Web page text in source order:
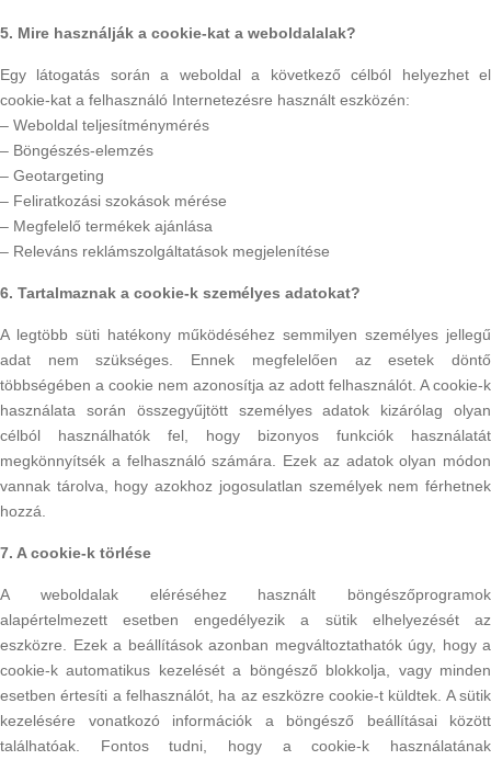
5. Mire használják a cookie-kat a weboldalalak?
Egy látogatás során a weboldal a következő célból helyezhet el
cookie-kat a felhasználó Internetezésre használt eszközén:
– Weboldal teljesítménymérés
– Böngészés-elemzés
– Geotargeting
– Feliratkozási szokások mérése
– Megfelelő termékek ajánlása
– Releváns reklámszolgáltatások megjelenítése
6. Tartalmaznak a cookie-k személyes adatokat?
A legtöbb süti hatékony működéséhez semmilyen személyes jellegű
adat nem szükséges. Ennek megfelelően az esetek döntő
többségében a cookie nem azonosítja az adott felhasználót. A cookie-k
használata során összegyűjtött személyes adatok kizárólag olyan
célból használhatók fel, hogy bizonyos funkciók használatát
megkönnyítsék a felhasználó számára. Ezek az adatok olyan módon
vannak tárolva, hogy azokhoz jogosulatlan személyek nem férhetnek
hozzá.
7. A cookie-k törlése
A weboldalak eléréséhez használt böngészőprogramok
alapértelmezett esetben engedélyezik a sütik elhelyezését az
eszközre. Ezek a beállítások azonban megváltoztathatók úgy, hogy a
cookie-k automatikus kezelését a böngésző blokkolja, vagy minden
esetben értesíti a felhasználót, ha az eszközre cookie-t küldtek. A sütik
kezelésére vonatkozó információk a böngésző beállításai között
találhatóak. Fontos tudni, hogy a cookie-k használatának